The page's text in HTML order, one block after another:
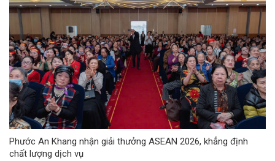
Phước An Khang nhận giải thưởng ASEAN 2026, khẳng định
chất lượng dịch vụ